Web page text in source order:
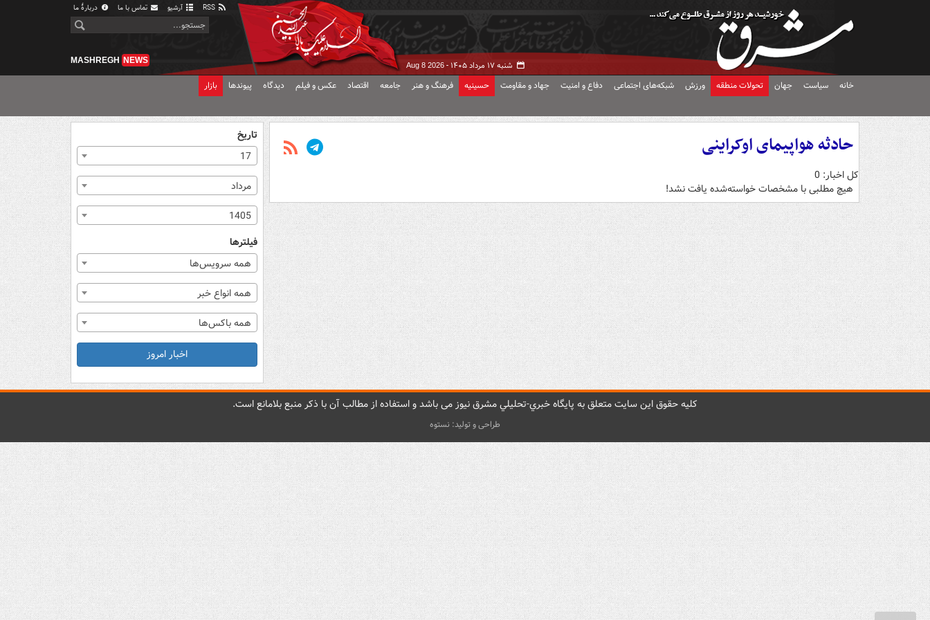
آرشیو تماس با ما دربارهٔ ما
شنبه ۱۷ مرداد ۱۴۰۵ - Aug 8 2026
MASHREGH NEWS
خانه سیاست جهان تحولات منطقه ورزش شبکه‌های اجتماعی دفاع و امنیت جهاد و مقاومت حسینیه فرهنگ و هنر جامعه اقتصاد عکس و فیلم دیدگاه پیوندها بازار
حادثه هواپیمای اوکراینی
کل اخبار: 0
هیچ مطلبی با مشخصات خواسته‌شده یافت نشد!
تاریخ
17
مرداد
1405
فیلترها
همه سرویس‌ها
همه انواع خبر
همه باکس‌ها
اخبار امروز
کليه حقوق اين سايت متعلق به پایگاه خبري-تحليلي مشرق نيوز می باشد و استفاده از مطالب آن با ذکر منبع بلامانع است.
طراحی و تولید: نستوه